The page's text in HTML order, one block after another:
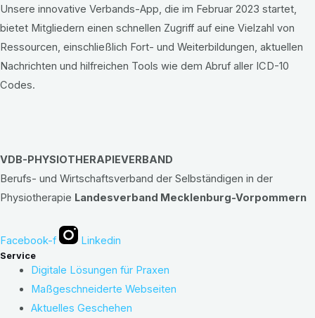
Unsere innovative Verbands-App, die im Februar 2023 startet,
bietet Mitgliedern einen schnellen Zugriff auf eine Vielzahl von
Ressourcen, einschließlich Fort- und Weiterbildungen, aktuellen
Nachrichten und hilfreichen Tools wie dem Abruf aller ICD-10
Codes.
VDB-PHYSIOTHERAPIEVERBAND
Berufs- und Wirtschaftsverband der Selbständigen in der
Physiotherapie Landesverband Mecklenburg-Vorpommern
Facebook-f Linkedin
Service
Digitale Lösungen für Praxen
Maßgeschneiderte Webseiten
Aktuelles Geschehen